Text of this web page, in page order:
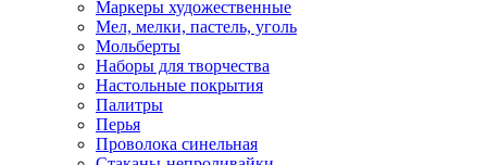
Маркеры художественные
Мел, мелки, пастель, уголь
Мольберты
Наборы для творчества
Настольные покрытия
Палитры
Перья
Проволока синельная